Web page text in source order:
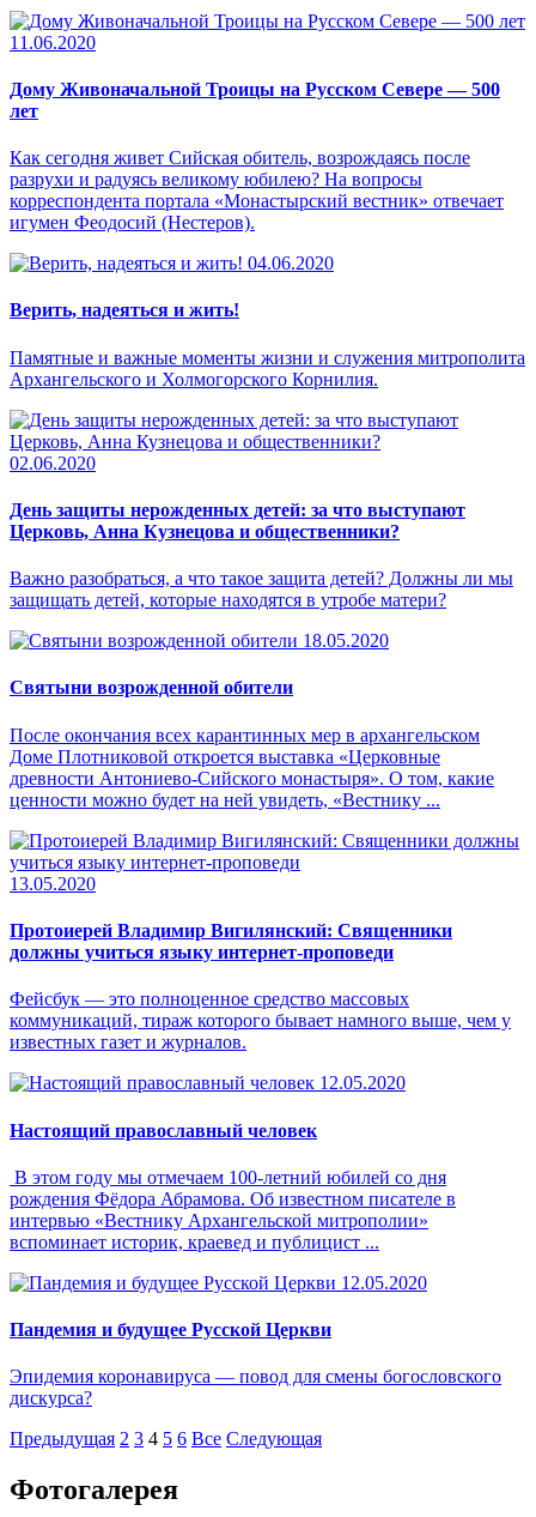
11.06.2020
Дому Живоначальной Троицы на Русском Севере — 500
лет
Как сегодня живет Сийская обитель, возрождаясь после
разрухи и радуясь великому юбилею? На вопросы
корреспондента портала «Монастырский вестник» отвечает
игумен Феодосий (Нестеров).
04.06.2020
Верить, надеяться и жить!
Памятные и важные моменты жизни и служения митрополита
Архангельского и Холмогорского Корнилия.
02.06.2020
День защиты нерожденных детей: за что выступают
Церковь, Анна Кузнецова и общественники?
Важно разобраться, а что такое защита детей? Должны ли мы
защищать детей, которые находятся в утробе матери?
18.05.2020
Святыни возрожденной обители
После окончания всех карантинных мер в архангельском
Доме Плотниковой откроется выставка «Церковные
древности Антониево-Сийского монастыря». О том, какие
ценности можно будет на ней увидеть, «Вестнику ...
13.05.2020
Протоиерей Владимир Вигилянский: Священники
должны учиться языку интернет-проповеди
Фейсбук — это полноценное средство массовых
коммуникаций, тираж которого бывает намного выше, чем у
известных газет и журналов.
12.05.2020
Настоящий православный человек
В этом году мы отмечаем 100-летний юбилей со дня
рождения Фёдора Абрамова. Об известном писателе в
интервью «Вестнику Архангельской митрополии»
вспоминает историк, краевед и публицист ...
12.05.2020
Пандемия и будущее Русской Церкви
Эпидемия коронавируса — повод для смены богословского
дискурса?
Предыдущая 2 3 4 5 6 Все Следующая
Фотогалерея